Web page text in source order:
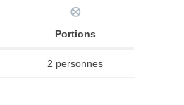
⨂
Portions
2 personnes